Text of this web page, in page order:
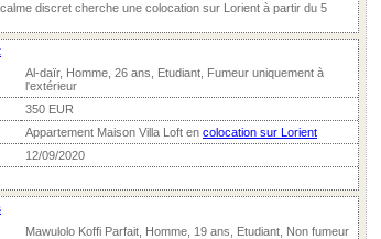
discret cherche une colocation sur Lorient à partir du 5
Al-daïr, Homme, 26 ans, Etudiant, Fumeur uniquement à
l'extérieur
350 EUR
Appartement Maison Villa Loft en colocation sur Lorient
12/09/2020
Mawulolo Koffi Parfait, Homme, 19 ans, Etudiant, Non fumeur